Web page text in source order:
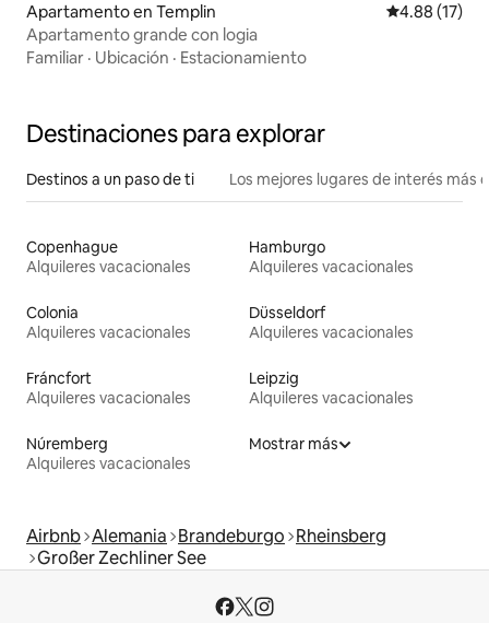
Apartamento en Templin Calificación
4.88 (17)
Apartamento grande con logia
Familiar · Ubicación · Estacionamiento
Destinaciones para explorar
Destinos a un paso de ti Los mejores lugares de interés más
Copenhague
Alquileres vacacionales
Hamburgo
Alquileres vacacionales
Colonia
Alquileres vacacionales
Düsseldorf
Alquileres vacacionales
Fráncfort
Alquileres vacacionales
Leipzig
Alquileres vacacionales
Núremberg
Alquileres vacacionales
Mostrar más
Airbnb Alemania Brandeburgo Rheinsberg
Großer Zechliner See